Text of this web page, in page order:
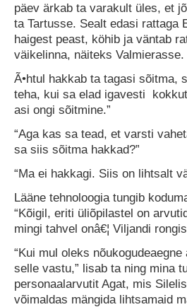
päev ärkab ta varakult üles, et
ta Tartusse. Sealt edasi rattaga
haigest peast, köhib ja väntab
väikelinna, näiteks Valmierasse.
Ã•htul hakkab ta tagasi sõitma,
teha, kui sa elad igavesti
asi ongi sõitmine.”
“Aga kas sa tead, et varsti
sa siis sõitma hakkad?”
“Ma ei hakkagi. Siis on lihtsalt
Lääne tehnoloogia tungib
“Kõigil, eriti üliõpilastel on
mingi tahvel onâ€¦ Viljandi
“Kui mul oleks
selle vastu,” lisab ta ning mina
personaalarvutit Agat, mis
võimaldas mängida lihtsamaid